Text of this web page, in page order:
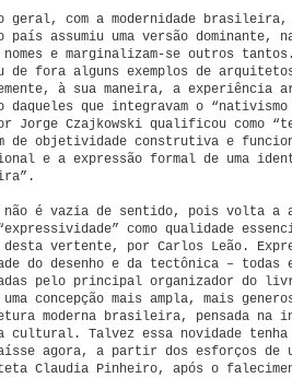
geral, com a modernidade
país assumiu uma versão dominante,
nomes e marginalizam-se outros
de fora alguns exemplos de arquitetos
à sua maneira, a experiência
daqueles que integravam o
Jorge Czajkowski qualificou como
de objetividade construtiva e
e a expressão formal de uma
não é vazia de sentido, pois volta a
como qualidade
vertente, por Carlos Leão.
do desenho e da tectônica – todas
pelo principal organizador do
concepção mais ampla, mais
moderna brasileira, pensada na
cultural. Talvez essa novidade
agora, a partir dos esforços de
Claudia Pinheiro, após o